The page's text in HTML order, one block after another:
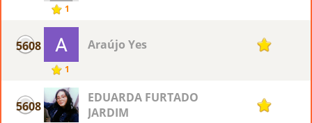
1
5608
1
Araújo Yes 1
5608
EDUARDA FURTADO
JARDIM
1